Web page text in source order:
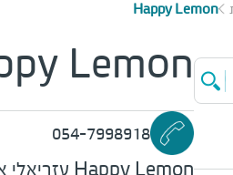
Happy Lemon
Lemon
054-7998918
Happy Lemon עזריאלי